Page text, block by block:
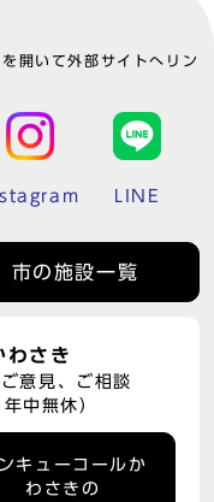
開いて外部サイトへリン
LINE
市の施設一覧
わさき
意見、ご相談
中無休）
キューコールか
わさきの